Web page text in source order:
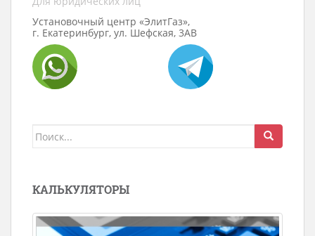
Установочный центр «ЭлитГаз»,
г. Екатеринбург, ул. Шефская, 3АВ
Поиск
КАЛЬКУЛЯТОРЫ